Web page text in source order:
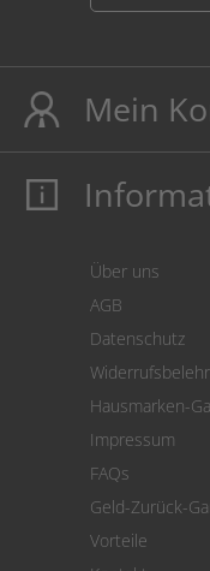
Mein
Mein Konto
Cookie
Über uns
AGB
Datenschutz
Hausmarken-
Impressum
FAQs
Geld-Zurück-
Vorteile